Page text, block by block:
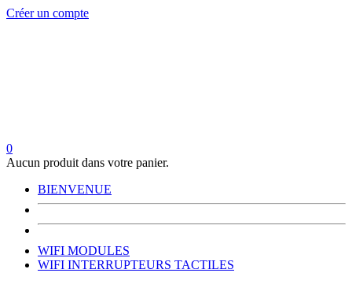
Créer un compte
0
Aucun produit dans votre panier.
BIENVENUE
WIFI MODULES
WIFI INTERRUPTEURS TACTILES